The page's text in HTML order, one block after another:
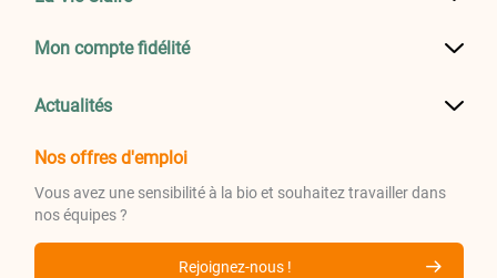
Mon compte fidélité
Actualités
Nos offres d'emploi
Vous avez une sensibilité à la bio et souhaitez travailler dans
nos équipes ?
Rejoignez-nous !